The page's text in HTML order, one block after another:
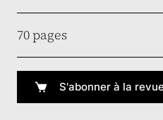
70 pages
S'abonner à la revue